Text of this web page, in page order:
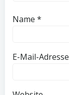
Name *
E-Mail-Adresse